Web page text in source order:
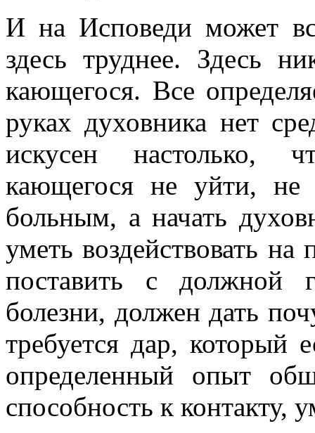
И на Исповеди может
здесь труднее. Здесь
кающегося. Все
руках духовника нет
искусен настолько,
кающегося не уйти, не
больным, а начать
уметь воздействовать
поставить с должной
болезни, должен дать
требуется дар, который
определенный опыт
способность к контакту,